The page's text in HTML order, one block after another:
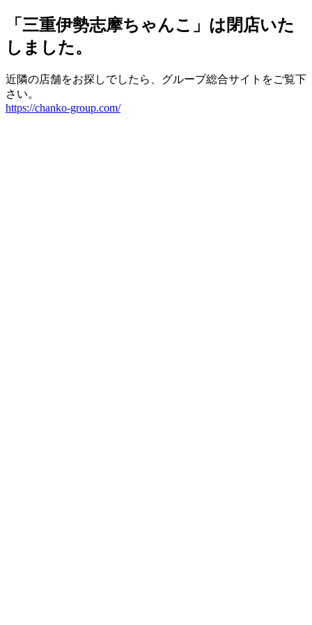
「三重伊勢志摩ちゃんこ」は閉店いた
しました。
近隣の店舗をお探しでしたら、グループ総合サイトをご覧下
さい。
https://chanko-group.com/